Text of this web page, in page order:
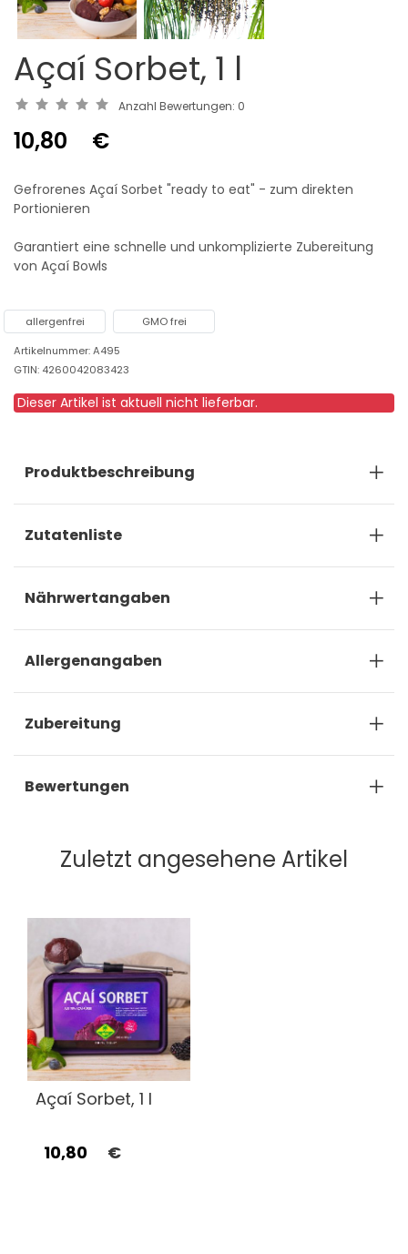
Açaí Sorbet, 1 l
Anzahl Bewertungen: 0
10,80 €
Gefrorenes Açaí Sorbet "ready to eat" - zum direkten
Portionieren
Garantiert eine schnelle und unkomplizierte Zubereitung
von Açaí Bowls
allergenfrei
GMO frei
Artikelnummer: A495
GTIN: 4260042083423
Dieser Artikel ist aktuell nicht lieferbar.
Produktbeschreibung
Zutatenliste
Nährwertangaben
Allergenangaben
Zubereitung
Bewertungen
Zuletzt angesehene Artikel
Açaí Sorbet, 1 l
10,80 €